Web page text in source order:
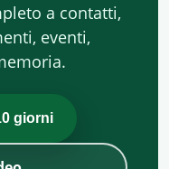
a contatti,
eventi,
giorni